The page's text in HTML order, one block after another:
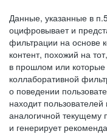
Данные, указанные в
оцифровывает и
фильтрации на основе
контент, похожий на
в прошлом или
коллаборативной
о поведении
находит
аналогичной текущему
и генерирует